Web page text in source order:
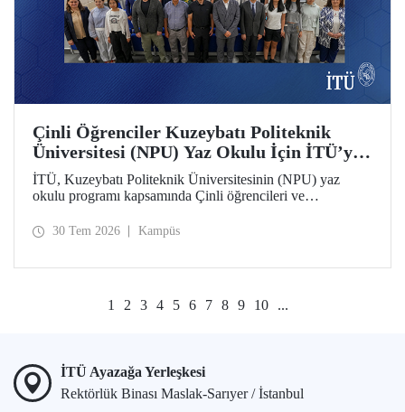
Çinli Öğrenciler Kuzeybatı Politeknik
Üniversitesi (NPU) Yaz Okulu İçin İTÜ’ye
Geldi
İTÜ, Kuzeybatı Politeknik Üniversitesinin (NPU) yaz
okulu programı kapsamında Çinli öğrencileri ve
30 Tem 2026 Kampüs
1 2 3 4 5 6 7 8 9 10 ...
İTÜ Ayazağa Yerleşkesi
Rektörlük Binası Maslak-Sarıyer / İstanbul